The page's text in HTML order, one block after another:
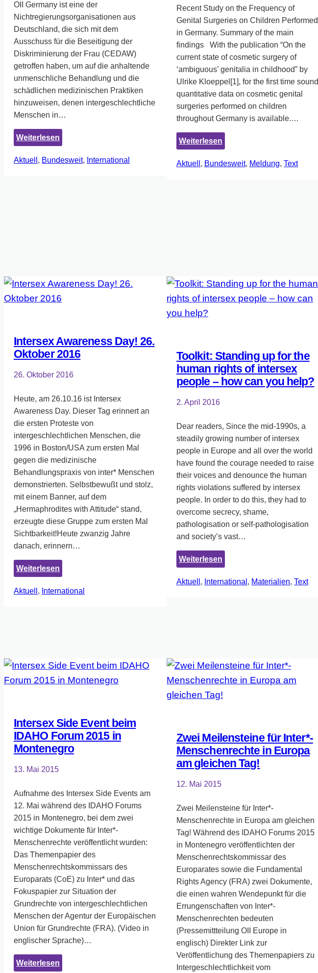
OII Germany ist eine der
Nichtregierungsorganisationen aus
Deutschland, die sich mit dem
Ausschuss für die Beseitigung der
Diskriminierung der Frau (CEDAW)
getroffen haben, um auf die anhaltende
unmenschliche Behandlung und die
schädlichen medizinischen Praktiken
hinzuweisen, denen intergeschlechtliche
Menschen in…
Weiterlesen
NGO
Aktuell , Bundesweit, International
Recent Study on the Frequency of
Genital Surgeries on Children Performed
in Germany. Summary of the main
findings With the publication “On the
current state of cosmetic surgery of
‘ambiguous’ genitalia in childhood” by
Ulrike Kloeppel[1], for the first time sound
quantitative data on cosmetic genital
surgeries performed on children
throughout Germany is available.…
Weiterlesen
Study
in
Germany
Aktuell , Bundesweit, Meldung, Text
Intersex Awareness Day! 26.
Oktober 2016
26. Oktober 2016
Heute, am 26.10.16 ist Intersex
Awareness Day. Dieser Tag erinnert an
die ersten Proteste von
intergeschlechtlichen Menschen, die
1996 in Boston/USA zum ersten Mal
gegen die medizinische
Behandlungspraxis von inter* Menschen
demonstrierten. Selbstbewußt und stolz,
mit einem Banner, auf dem
„Hermaphrodites with Attitude“ stand,
erzeugte diese Gruppe zum ersten Mal
Sichtbarkeit!Heute zwanzig Jahre
danach, erinnern…
Weiterlesen
Awareness
Aktuell , International
Toolkit: Standing up for the
human rights of intersex
people – how can you help?
2. April 2016
Dear readers, Since the mid-1990s, a
steadily growing number of intersex
people in Europe and all over the world
have found the courage needed to raise
their voices and denounce the human
rights violations suffered by intersex
people. In order to do this, they had to
overcome secrecy, shame,
pathologisation or self-pathologisation
and society’s vast…
Weiterlesen
Standing
intersex
people
–
help?
Aktuell , International , Materialien, Text
Intersex Side Event beim
IDAHO Forum 2015 in
Montenegro
13. Mai 2015
Aufnahme des Intersex Side Events am
12. Mai während des IDAHO Forums
2015 in Montenegro, bei dem zwei
wichtige Dokumente für Inter*-
Menschenrechte veröffentlicht wurden:
Das Themenpapier des
Menschenrechtskommissars des
Europarats (CoE) zu Inter* und das
Fokuspapier zur Situation der
Grundrechte von intergeschlechtlichen
Menschen der Agentur der Europäischen
Union für Grundrechte (FRA). (Video in
englischer Sprache)…
Weiterlesen
Zwei Meilensteine für Inter*-
Menschenrechte in Europa
am gleichen Tag!
12. Mai 2015
Zwei Meilensteine für Inter*-
Menschenrechte in Europa am gleichen
Tag! Während des IDAHO Forums 2015
in Montenegro veröffentlichten der
Menschenrechtskommissar des
Europarates sowie die Fundamental
Rights Agency (FRA) zwei Dokumente,
die einen wahren Wendepunkt für die
Errungenschaften von Inter*-
Menschenrechten bedeuten
(Pressemittteilung OII Europe in
englisch) Direkter Link zur
Veröffentlichung des Themenpapiers zu
Intergeschlechtlichkeit vom